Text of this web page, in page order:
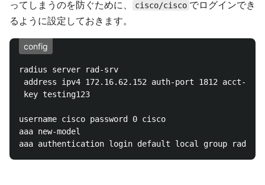
ってしまうのを防ぐために、 cisco/cisco でログインでき
るように設定しておきます。
config
radius server rad-srv
address ipv4 172.16.62.152 auth-port 1812 acct-port
key testing123
username cisco password 0 cisco
aaa new-model